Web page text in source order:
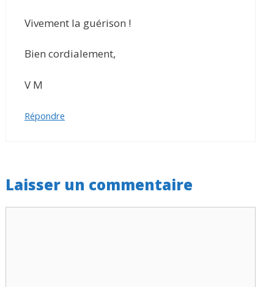
Vivement la guérison !
Bien cordialement,
V M
Répondre
Laisser un commentaire